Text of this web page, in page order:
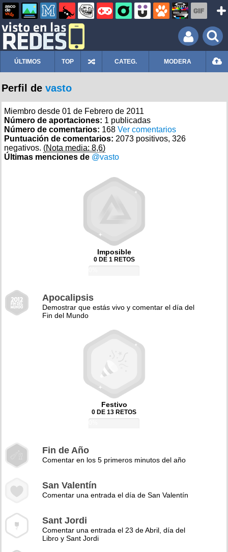
ÚLTIMOS TOP CATEG. MODERA
Perfil de vasto
Miembro desde 01 de Febrero de 2011
Número de aportaciones: 1 publicadas
Número de comentarios: 168 Ver comentarios
Puntuación de comentarios: 2073 positivos, 326
negativos. (Nota media: 8,6)
Últimas menciones de @vasto
Imposible
0 DE 1 RETOS
Apocalipsis
Demostrar que estás vivo y comentar el día del
Fin del Mundo
Festivo
0 DE 13 RETOS
Fin de Año
Comentar en los 5 primeros minutos del año
San Valentín
Comentar una entrada el día de San Valentín
Sant Jordi
Comentar una entrada el 23 de Abril, día del
Libro y Sant Jordi